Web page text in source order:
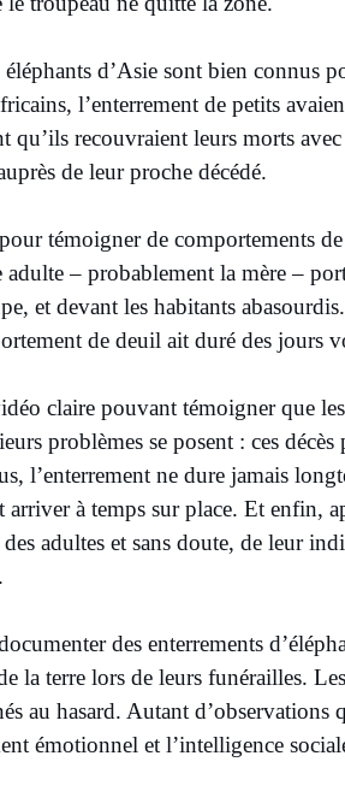
d’Asie sont bien connus
l’enterrement de petits
recouvraient leurs morts
de leur proche décédé.
témoigner de comportements
– probablement la mère –
et devant les habitants
de deuil ait duré des jours
claire pouvant témoigner que
problèmes se posent : ces
l’enterrement ne dure jamais
arriver à temps sur place. Et enfin,
adultes et sans doute, de leur
des enterrements
la terre lors de leurs funérailles.
au hasard. Autant
émotionnel et l’intelligence